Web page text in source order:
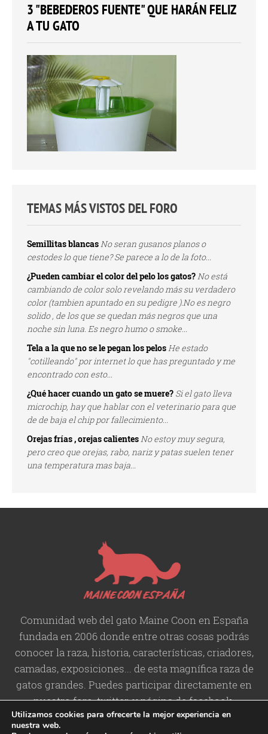
3 "BEBEDEROS FUENTE" QUE HARÁN FELIZ
A TU GATO
TEMAS MÁS VISTOS DEL FORO
Semillitas blancasNo seran gusanos planos o
cestodes lo que tiene? Se parece a lo de la foto...
¿Pueden cambiar el color del pelo los gatos?No está
cambiando de color solo revelando más su verdadero
color (tambien apuntado en su pedigre ).No es negro
solido , de los que se quedan más negros que una
noche sin luna. Es negro humo o smoke...
Tela a la que no se le pegan los pelosHe estado
"cotilleando" por internet lo que has preguntado y me
encontrado con esto...
¿Qué hacer cuando un gato se muere? Si el gato lleva
microchip, hay que hablar con el veterinario para que
de de baja el chip por fallecimiento...
Orejas frías , orejas calientesNo estoy muy segura,
pero creo que orejas, rabo, nariz y patas suelen tener
una temperatura mas baja...
Comunidad web del gato Maine Coon en España
fundada en 2006 donde entre otras cosas podrás
conocer la raza, historia,características, criadores,
camadas, exposiciones... de esta magnífica raza de
gatos grandes. Puedes participar directamente en
nuestro foro, twitter, y página de facebook.
Utilizamos cookies para ofrecerte la mejor experiencia en
nuestra web.